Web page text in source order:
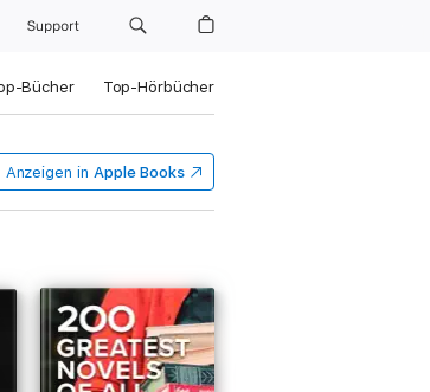
Support
Bücher Top-Hörbücher
Anzeigen in Apple Books